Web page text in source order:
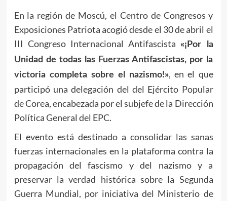
En la región de Moscú, el Centro de Congresos y
Exposiciones Patriota acogió desde el 30 de abril el
III Congreso Internacional Antifascista
«¡Por la
Unidad de todas las Fuerzas Antifascistas, por la
victoria completa sobre el nazismo!», en el que
participó una delegación del del Ejército Popular
de Corea, encabezada por el subjefe de la Dirección
Política General del EPC.
El evento está destinado a consolidar las sanas
fuerzas internacionales en la plataforma contra la
propagación del fascismo y del nazismo y a
preservar la verdad histórica sobre la Segunda
Guerra Mundial, por iniciativa del Ministerio de